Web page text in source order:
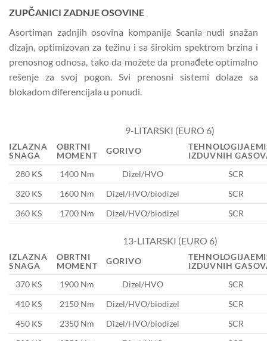
ZUPČANICI ZADNJE OSOVINE
Asortiman zadnjih osovina kompanije Scania nudi snažan
dizajn, optimizovan za težinu i sa širokim spektrom brzina i
prenosnog odnosa, tako da možete da pronađete optimalno
rešenje za svoj pogon. Svi prenosni sistemi dolaze sa
blokadom diferencijala u ponudi.
9-LITARSKI (EURO 6)
IZLAZNA
SNAGA
OBRTNI
MOMENT
GORIVO TEHNOLOGIJA
IZDUVNIH
280 KS
1400 Nm Dizel/HVO
SCR
320 KS
1600 Nm Dizel/HVO/biodizel
SCR
360 KS
1700 Nm Dizel/HVO/biodizel SCR
13-LITARSKI (EURO 6)
IZLAZNA
SNAGA
OBRTNI
MOMENT
GORIVO TEHNOLOGIJA
IZDUVNIH
370 KS
1900 Nm Dizel/HVO
SCR
410 KS
2150 Nm Dizel/HVO/biodizel
SCR
450 KS
2350 Nm Dizel/HVO/biodizel
SCR